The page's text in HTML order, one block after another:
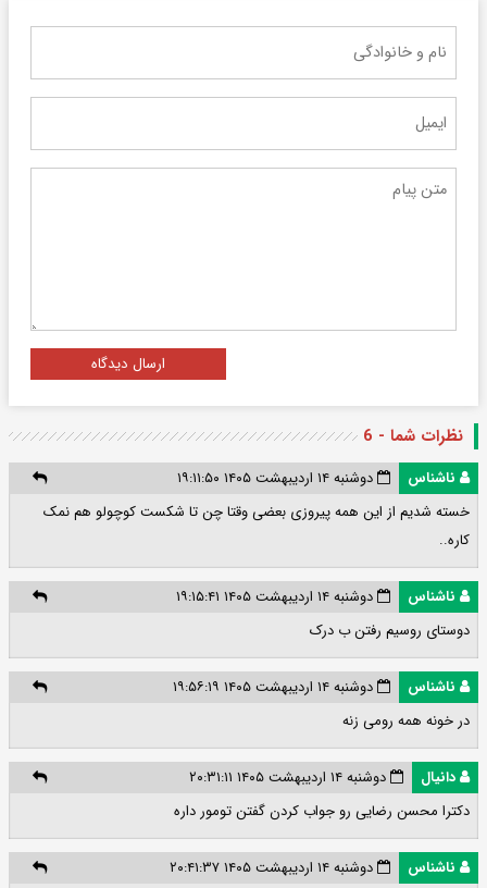
ارسال دیدگاه
نظرات شما - 6
ناشناس
دوشنبه ۱۴ اردیبهشت ۱۴۰۵ ۱۹:۱۱:۵۰
خسته شدیم از این همه پیروزی بعضی وقتا چن تا شکست کوچولو هم نمک
کاره..
ناشناس
دوشنبه ۱۴ اردیبهشت ۱۴۰۵ ۱۹:۱۵:۴۱
دوستای روسیم رفتن ب درک
ناشناس
دوشنبه ۱۴ اردیبهشت ۱۴۰۵ ۱۹:۵۶:۱۹
در خونه همه رو‌می زنه
دانیال
دوشنبه ۱۴ اردیبهشت ۱۴۰۵ ۲۰:۳۱:۱۱
دکترا محسن رضایی رو جواب کردن گفتن تومور داره
ناشناس
دوشنبه ۱۴ اردیبهشت ۱۴۰۵ ۲۰:۴۱:۳۷